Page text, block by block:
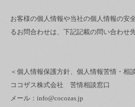
お客様の個人情報や当社の個人情報の安
るお問合わせは、下記記載の問い合わせ
＜個人情報保護方針、個人情報苦情・相
ココザス株式会社 苦情相談窓口
メール：info@cocozas.jp